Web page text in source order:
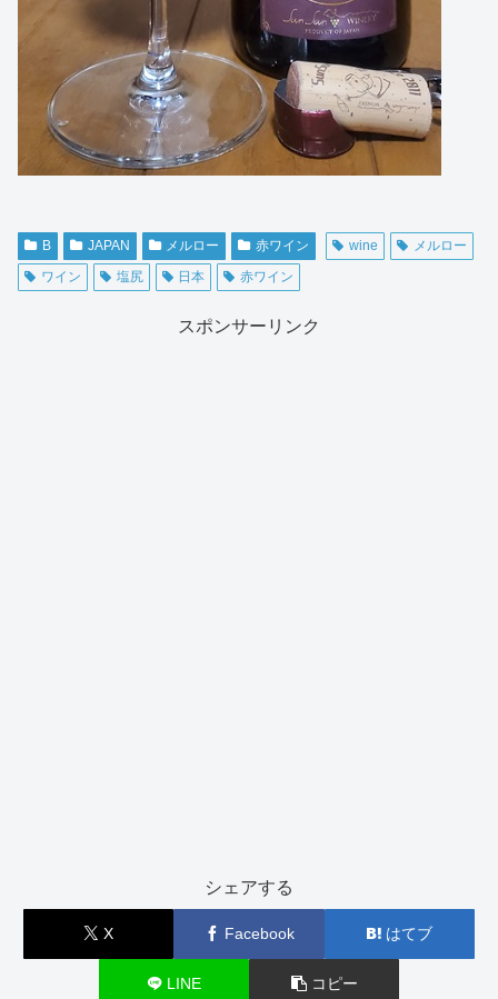
B JAPAN メルロー 赤ワイン wine
メルロー
ワイン
塩尻 日本 赤ワイン
スポンサーリンク
シェアする
X Facebook はてブ
LINE コピー